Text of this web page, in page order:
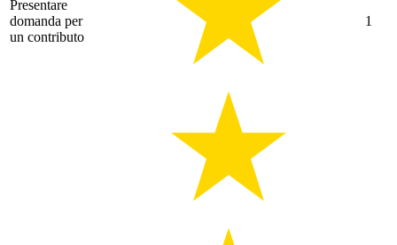
Presentare
domanda per
un contributo
1